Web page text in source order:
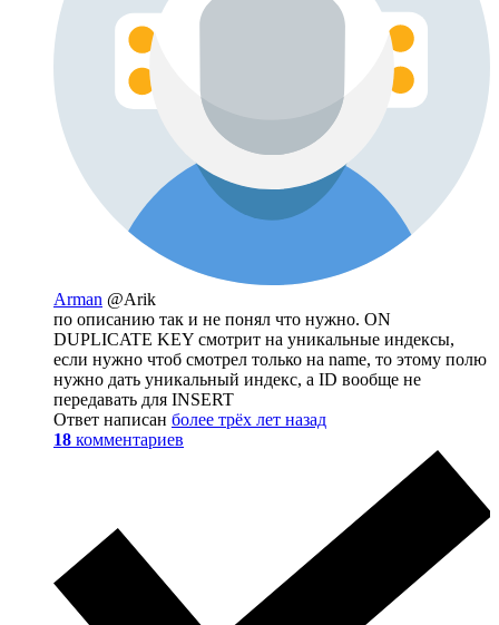
Arman @Arik
по описанию так и не понял что нужно. ON
DUPLICATE KEY смотрит на уникальные индексы,
если нужно чтоб смотрел только на namе, то этому полю
нужно дать уникальный индекс, а ID вообще не
передавать для INSERT
Ответ написан более трёх лет назад
18 комментариев